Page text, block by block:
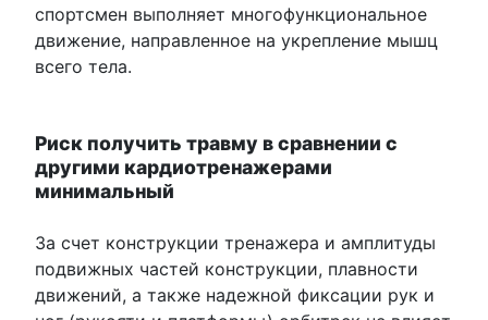
спортсмен выполняет многофункциональное
движение, направленное на укрепление мышц
всего тела.
Риск получить травму в сравнении с
другими кардиотренажерами
минимальный
За счет конструкции тренажера и амплитуды
подвижных частей конструкции, плавности
движений, а также надежной фиксации рук и